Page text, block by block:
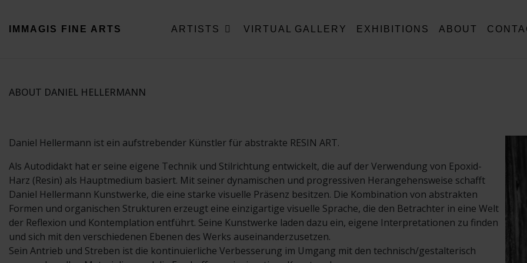
IMMAGIS FINE ARTS ARTISTS VIRTUAL GALLERY EXHIBITIONS ABOUT
ABOUT DANIEL HELLERMANN
Daniel Hellermann ist ein aufstrebender Künstler für abstrakte RESIN ART.
Als Autodidakt hat er seine eigene Technik und Stilrichtung entwickelt, die auf der Verwendung von Epoxid-
Harz (Resin) als Hauptmedium basiert. Mit seiner dynamischen und progressiven Herangehensweise schafft
Daniel Hellermann Kunstwerke, die eine starke visuelle Präsenz besitzen. Die Kombination von abstrakten
Formen und organischen Strukturen erzeugt eine einzigartige visuelle Sprache, die den Betrachter in eine Welt
der Reflexion und Kontemplation entführt. Seine Kunstwerke laden dazu ein, eigene Interpretationen zu finden
und sich mit den verschiedenen Ebenen des Werks auseinanderzusetzen.
Sein Antrieb und Streben ist die kontinuierliche Verbesserung im Umgang mit den technisch/gestalterisch